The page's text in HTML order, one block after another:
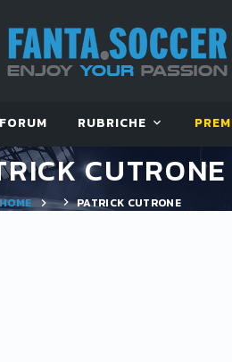
FORUM RUBRICHE
CUTRONE
PATRICK CUTRONE